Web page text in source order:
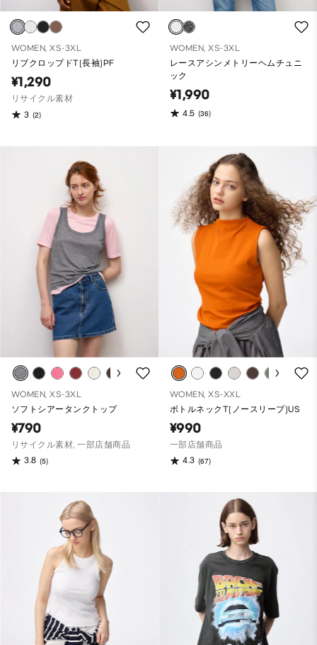
WOMEN, XS-3XL
リブクロップドT(長袖)PF
¥1,290
リサイクル素材
3 (2)
WOMEN, XS-3XL
レースアシンメトリーヘムチュニ
ック
¥1,990
4.5 (36)
WOMEN, XS-3XL
ソフトシアータンクトップ
¥790
リサイクル素材, 一部店舗商品
3.8 (5)
WOMEN, XS-XXL
ボトルネックT(ノースリーブ)US
¥990
一部店舗商品
4.3 (67)